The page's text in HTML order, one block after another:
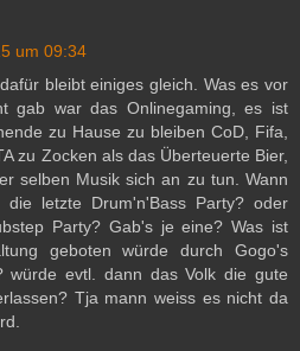
um 09:34
bleibt einiges gleich. Was es vor
gab war das Onlinegaming, es ist
zu Hause zu bleiben CoD, Fifa,
zu Zocken als das Überteuerte Bier,
selben Musik sich an zu tun. Wann
letzte Drum'n'Bass Party? oder
Party? Gab's je eine? Was ist
geboten würde durch Gogo's
würde evtl. dann das Volk die gute
Tja mann weiss es nicht da